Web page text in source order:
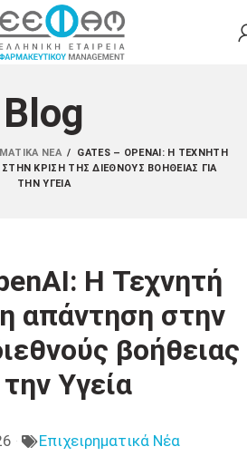
Blog
ΝΈΑ /
GATES – OPENAI: Η ΤΕΧΝΗΤΉ
ΚΡΊΣΗ ΤΗΣ ΔΙΕΘΝΟΎΣ ΒΟΉΘΕΙΑΣ ΓΙΑ
ΤΗΝ ΥΓΕΊΑ
Η Τεχνητή
απάντηση στην
βοήθειας
την Υγεία
Επιχειρηματικά Νέα